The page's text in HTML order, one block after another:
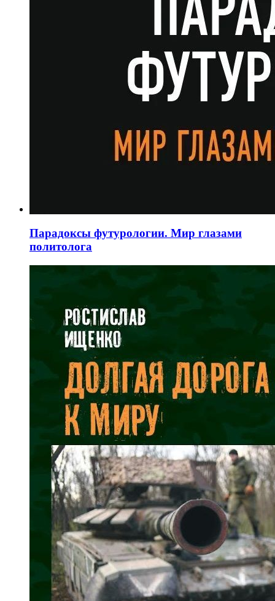
Парадоксы футурологии. Мир глазами
политолога